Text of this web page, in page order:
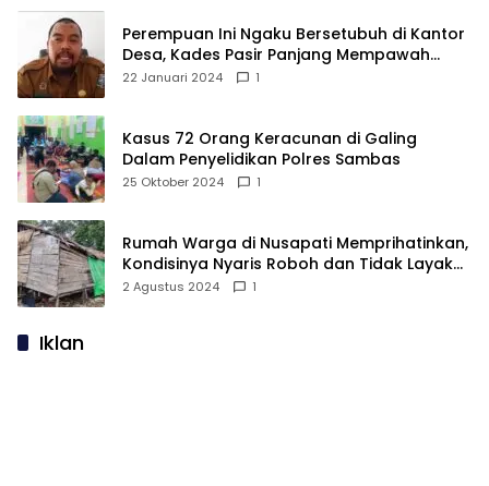
Perempuan Ini Ngaku Bersetubuh di Kantor
Desa, Kades Pasir Panjang Mempawah
Membantah: Silakan Buktikan!
22 Januari 2024 1
Kasus 72 Orang Keracunan di Galing
Dalam Penyelidikan Polres Sambas
25 Oktober 2024 1
Rumah Warga di Nusapati Memprihatinkan,
Kondisinya Nyaris Roboh dan Tidak Layak
Huni
2 Agustus 2024 1
Iklan